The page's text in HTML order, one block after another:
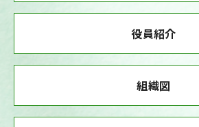
役員紹介
組織図